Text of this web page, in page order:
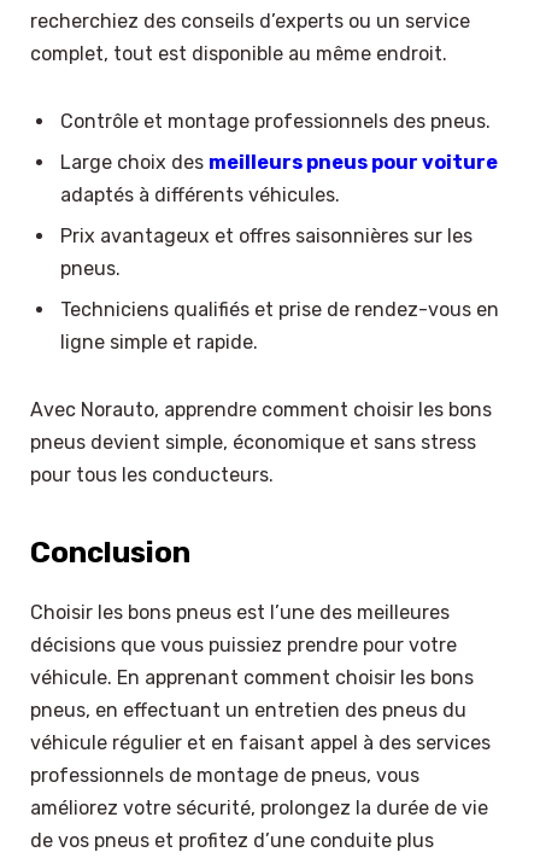
recherchiez des conseils d’experts ou un service
complet, tout est disponible au même endroit.
Contrôle et montage professionnels des pneus.
Large choix des meilleurs pneus pour voiture
adaptés à différents véhicules.
Prix avantageux et offres saisonnières sur les
pneus.
Techniciens qualifiés et prise de rendez-vous en
ligne simple et rapide.
Avec Norauto, apprendre comment choisir les bons
pneus devient simple, économique et sans stress
pour tous les conducteurs.
Conclusion
Choisir les bons pneus est l’une des meilleures
décisions que vous puissiez prendre pour votre
véhicule. En apprenant comment choisir les bons
pneus, en effectuant un entretien des pneus du
véhicule régulier et en faisant appel à des services
professionnels de montage de pneus, vous
améliorez votre sécurité, prolongez la durée de vie
de vos pneus et profitez d’une conduite plus